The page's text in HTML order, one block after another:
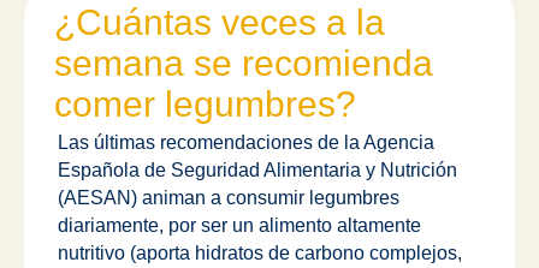
¿Cuántas veces a la
semana se recomienda
comer legumbres?
Las últimas recomendaciones de la Agencia
Española de Seguridad Alimentaria y Nutrición
(AESAN) animan a consumir legumbres
diariamente, por ser un alimento altamente
nutritivo (aporta hidratos de carbono complejos,